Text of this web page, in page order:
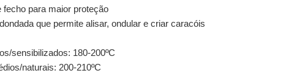
fecho para maior proteção
que permite alisar, ondular e criar caracóis
sensibilizados: 180-200ºC
naturais: 200-210ºC